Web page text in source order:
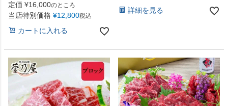
定価 ¥16,000のところ
当店特別価格 ¥12,800税込
カートに入れる
詳細を見る